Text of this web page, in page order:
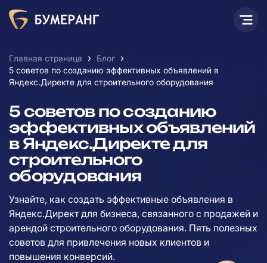
Главная страница › Блог ›
5 советов по созданию эффективных объявлений в
Яндекс.Директе для строительного оборудования
5 советов по созданию
эффективных объявлений
в Яндекс.Директе для
строительного
оборудования
Узнайте, как создать эффективные объявления в
Яндекс.Директ для бизнеса, связанного с продажей и
арендой строительного оборудования. Пять полезных
советов для привлечения новых клиентов и
повышения конверсий.